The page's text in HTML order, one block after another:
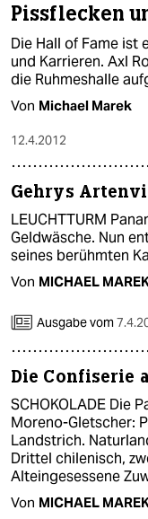
Pissflecken
Die Hall of Fame ist
und Karrieren. Axl
die Ruhmeshalle
Von Michael Marek
12.4.2012
Gehrys
LEUCHTTURM
Geldwäsche. Nun
seines berühmten
Von MICHAEL
Ausgabe vom
Die Confiserie
SCHOKOLADE Die
Moreno-Gletscher:
Landstrich.
Drittel chilenisch,
Alteingesessene
Von MICHAEL